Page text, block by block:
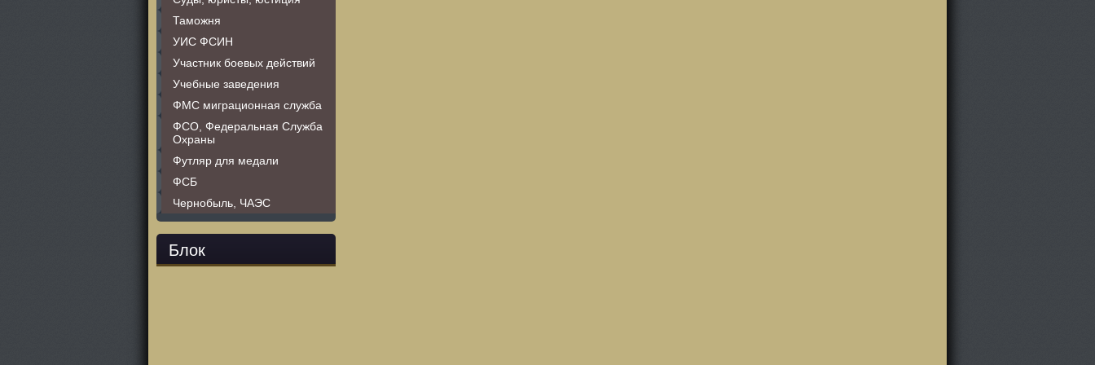
Таможня
УИС ФСИН
Участник боевых действий
Учебные заведения
ФМС миграционная служба
ФСО, Федеральная Служба
Охраны
Футляр для медали
ФСБ
Чернобыль, ЧАЭС
Блок